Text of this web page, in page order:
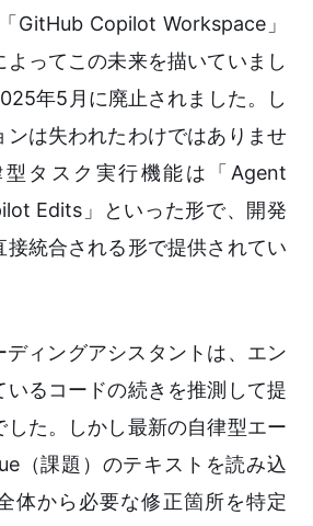
GitHub Copilot Workspace」
よってこの未来を描いていまし
年5月に廃止されました。し
ンは失われたわけではありませ
タスク実行機能は「Agent
Edits」といった形で、開発
接統合される形で提供されてい
ディングアシスタントは、エン
いるコードの続きを推測して提
した。しかし最新の自律型エー
（課題）のテキストを読み込
体から必要な修正箇所を特定